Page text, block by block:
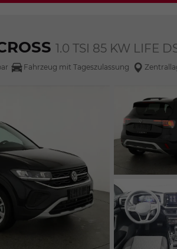
1.0 TSI 85 KW LIFE
Fahrzeug mit Tageszulassung